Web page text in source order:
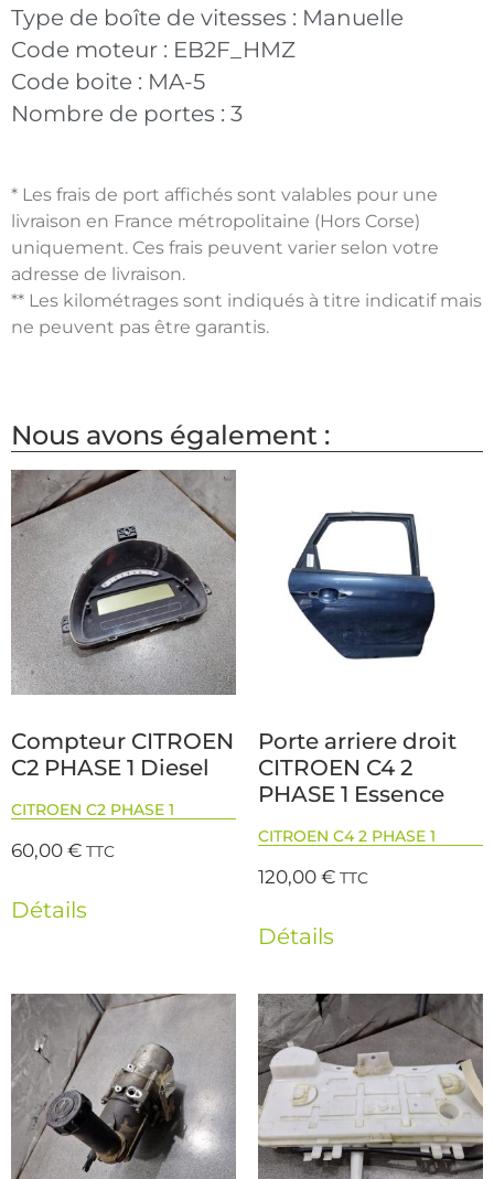
Type de boîte de vitesses : Manuelle
Code moteur : EB2F_HMZ
Code boite : MA-5
Nombre de portes : 3
* Les frais de port affichés sont valables pour une
livraison en France métropolitaine (Hors Corse)
uniquement. Ces frais peuvent varier selon votre
adresse de livraison.
** Les kilométrages sont indiqués à titre indicatif mais
ne peuvent pas être garantis.
Nous avons également :
Compteur CITROEN
C2 PHASE 1 Diesel
CITROEN C2 PHASE 1
60,00€ TTC
Détails
Porte arriere droit
CITROEN C4 2
PHASE 1 Essence
CITROEN C4 2 PHASE 1
120,00€ TTC
Détails